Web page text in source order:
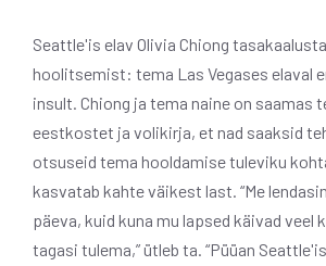
Seattle'is elav Olivia Chiong
hoolitsemist: tema Las Vegases elaval
insult. Chiong ja tema naine on saamas
eestkostet ja volikirja, et nad saaksid
otsuseid tema hooldamise tuleviku
kasvatab kahte väikest last. “Me
päeva, kuid kuna mu lapsed käivad veel
tagasi tulema,” ütleb ta. “Püüan